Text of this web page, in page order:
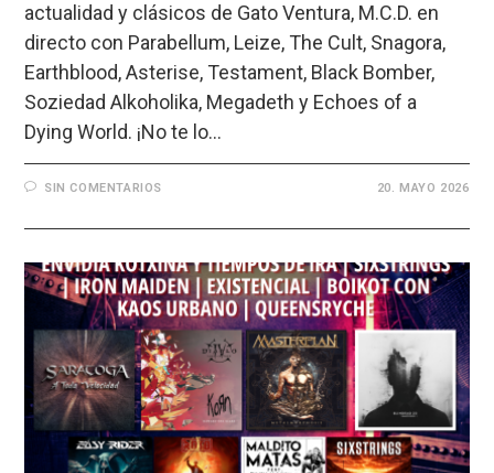
actualidad y clásicos de Gato Ventura, M.C.D. en
directo con Parabellum, Leize, The Cult, Snagora,
Earthblood, Asterise, Testament, Black Bomber,
Soziedad Alkoholika, Megadeth y Echoes of a
Dying World. ¡No te lo…
SIN COMENTARIOS 20. MAYO 2026